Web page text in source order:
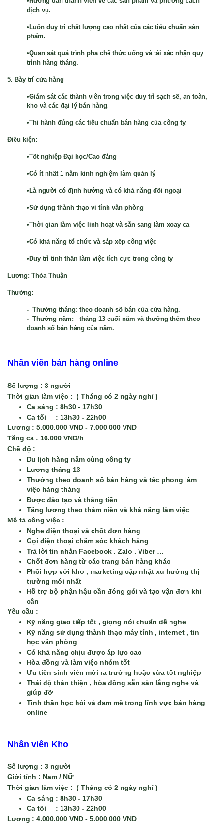
dịch vụ.
•Luôn duy trì chất lượng cao nhất của các tiêu chuẩn sản
phẩm.
•Quan sát quá trình pha chế thức uống và tái xác nhận quy
trình hàng tháng.
5. Bày trí cửa hàng
•Giám sát các thành viên trong việc duy trì sạch sẽ, an toàn,
kho và các đại lý bán hàng.
•Thi hành đúng các tiêu chuẩn bán hàng của công ty.
Điều kiện:
•Tốt nghiệp Đại học/Cao đẳng
•Có ít nhất 1 năm kinh nghiệm làm quản lý
•Là người có định hướng và có khả năng đối ngoại
•Sử dụng thành thạo vi tính văn phòng
•Thời gian làm việc linh hoạt và sẵn sang làm xoay ca
•Có khả năng tổ chức và sắp xếp công việc
•Duy trì tinh thần làm việc tích cực trong công ty
Lương: Thỏa Thuận
Thưởng:
- Thưởng tháng: theo doanh số bán của cửa hàng.
- Thưởng năm: tháng 13 cuối năm và thưởng thêm theo
doanh số bán hàng của năm.
Nhân viên bán hàng online
Số lượng : 3 người
Thời gian làm việc : ( Tháng có 2 ngày nghỉ )
Ca sáng : 8h30 - 17h30
Ca tối     : 13h30 - 22h00
Lương : 5.000.000 VND - 7.000.000 VND
Tăng ca : 16.000 VND/h
Chế độ :
Du lịch hàng năm cùng công ty
Lương tháng 13
Thưởng theo doanh số bán hàng và tác phong làm
việc hàng tháng
Được đào tạo và thăng tiến
Tăng lương theo thâm niên và khả năng làm việc
Mô tả công việc :
Nghe điện thoại và chốt đơn hàng
Gọi điện thoại chăm sóc khách hàng
Trả lời tin nhắn Facebook , Zalo , Viber …
Chốt đơn hàng từ các trang bán hàng khác
Phối hợp với kho , marketing cập nhật xu hướng thị
trường mới nhất
Hỗ trợ bộ phận hậu cần đóng gói và tạo vận đơn khi
cần
Yêu cầu :
Kỹ năng giao tiếp tốt , giọng nói chuẩn dễ nghe
Kỹ năng sử dụng thành thạo máy tính , internet , tin
học văn phòng
Có khả năng chịu được áp lực cao
Hòa đồng và làm việc nhóm tốt
Ưu tiên sinh viên mới ra trường hoặc vừa tốt nghiệp
Thái độ thân thiện , hòa đồng sẵn sàn lắng nghe và
giúp đỡ
Tinh thần học hỏi và đam mê trong lĩnh vực bán hàng
online
Nhân viên Kho
Số lượng : 3 người
Giới tính : Nam / Nữ
Thời gian làm việc : ( Tháng có 2 ngày nghỉ )
Ca sáng : 8h30 - 17h30
Ca tối     : 13h30 - 22h00
Lương : 4.000.000 VND - 5.000.000 VND